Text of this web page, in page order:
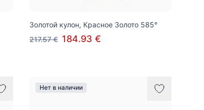
Золотой кулон, Красное Золото 585°
217.57 € 184.93 €
Нет в наличии